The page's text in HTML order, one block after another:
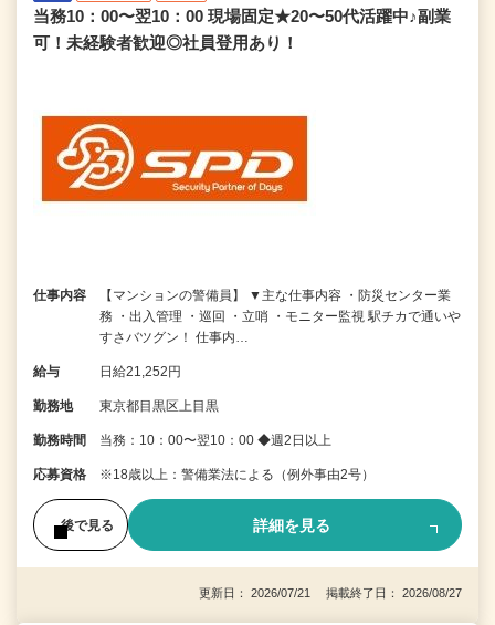
当務10：00〜翌10：00 現場固定★20〜50代活躍中♪副業
可！未経験者歓迎◎社員登用あり！
仕事内容
【マンションの警備員】 ▼主な仕事内容 ・防災センター業
務 ・出入管理 ・巡回 ・立哨 ・モニター監視 駅チカで通いや
すさバツグン！ 仕事内…
給与 日給21,252円
勤務地 東京都目黒区上目黒
勤務時間 当務：10：00〜翌10：00 ◆週2日以上
応募資格 ※18歳以上：警備業法による（例外事由2号）
後で見る 詳細を見る
更新日： 2026/07/21 掲載終了日： 2026/08/27